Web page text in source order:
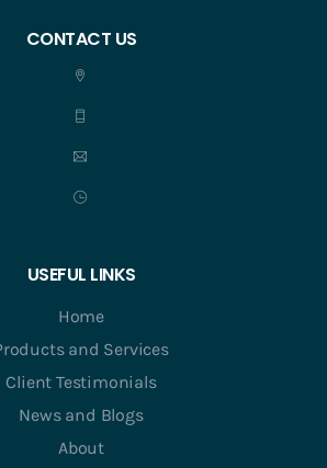
CONTACT US
USEFUL LINKS
Home
and Services
Client Testimonials
News and Blogs
About